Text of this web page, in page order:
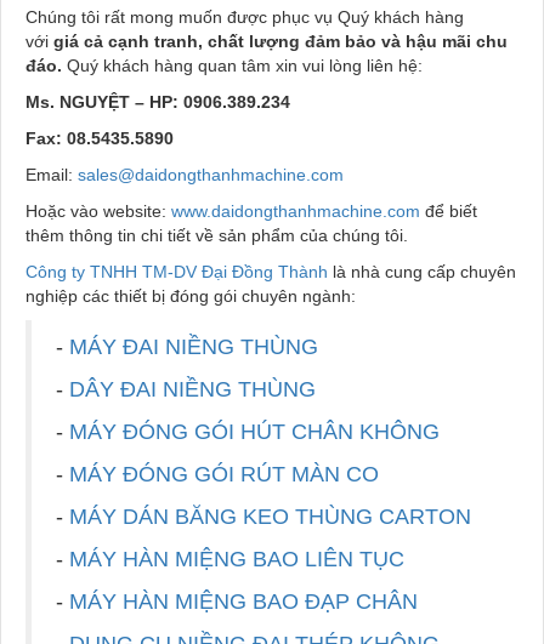
Chúng tôi rất mong muốn được phục vụ Quý khách hàng
với giá cả cạnh tranh, chất lượng đảm bảo và hậu mãi chu
đáo. Quý khách hàng quan tâm xin vui lòng liên hệ:
Ms. NGUYỆT – HP: 0906.389.234
Fax: 08.5435.5890
Email: sales@daidongthanhmachine.com
Hoặc vào website: www.daidongthanhmachine.com để biết
thêm thông tin chi tiết về sản phẩm của chúng tôi.
Công ty TNHH TM-DV Đại Đồng Thành là nhà cung cấp chuyên
nghiệp các thiết bị đóng gói chuyên ngành:
- MÁY ĐAI NIỀNG THÙNG
- DÂY ĐAI NIỀNG THÙNG
- MÁY ĐÓNG GÓI HÚT CHÂN KHÔNG
- MÁY ĐÓNG GÓI RÚT MÀN CO
- MÁY DÁN BĂNG KEO THÙNG CARTON
- MÁY HÀN MIỆNG BAO LIÊN TỤC
- MÁY HÀN MIỆNG BAO ĐẠP CHÂN